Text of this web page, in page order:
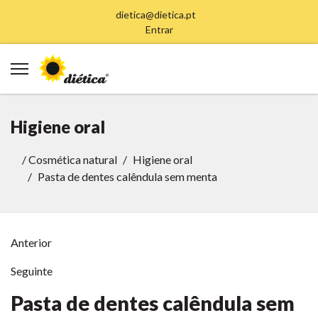
dietica@dietica.pt
Entrar
Higiene oral
/Cosmética natural
Higiene oral
Pasta de dentes calêndula sem menta
Anterior
Seguinte
Pasta de dentes calêndula sem